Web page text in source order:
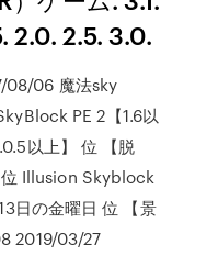
2.0. 2.5. 3.0.
08/06 魔法sky
PE 2【1.6以
以上】 位 【脱
位 Illusion Skyblock
日の金曜日 位 【景
2019/03/27